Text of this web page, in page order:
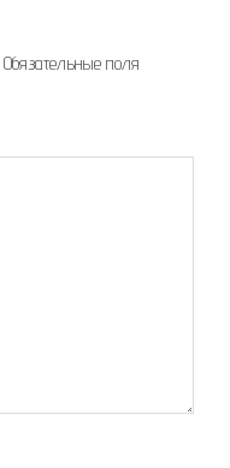
Обязательные поля